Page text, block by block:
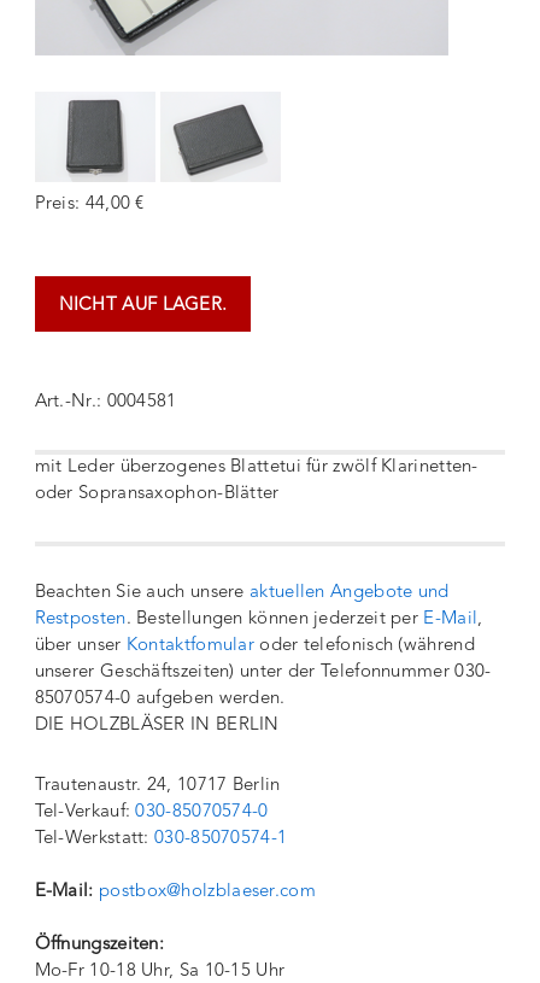
Preis: 44,00 €
NICHT AUF LAGER.
Art.-Nr.: 0004581
mit Leder überzogenes Blattetui für zwölf Klarinetten-
oder Sopransaxophon-Blätter
Beachten Sie auch unsere aktuellen Angebote und
Restposten. Bestellungen können jederzeit per E-Mail,
über unser Kontaktfomular oder telefonisch (während
unserer Geschäftszeiten) unter der Telefonnummer 030-
85070574-0 aufgeben werden.
DIE HOLZBLÄSER IN BERLIN
Trautenaustr. 24, 10717 Berlin
Tel-Verkauf:030-85070574-0
Tel-Werkstatt:030-85070574-1
E-Mail: postbox@holzblaeser.com
Öffnungszeiten:
Mo-Fr 10-18 Uhr, Sa 10-15 Uhr